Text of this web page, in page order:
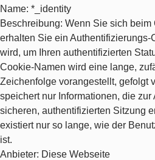
Name: *_identity
Beschreibung: Wenn Sie sich
erhalten Sie ein Authentifizierungs-
wird, um Ihren authentifizierten
Cookie-Namen wird eine lange,
Zeichenfolge vorangestellt, gefolgt
speichert nur Informationen, die
sicheren, authentifizierten Sitzung
existiert nur so lange, wie der
ist.
Anbieter: Diese Webseite